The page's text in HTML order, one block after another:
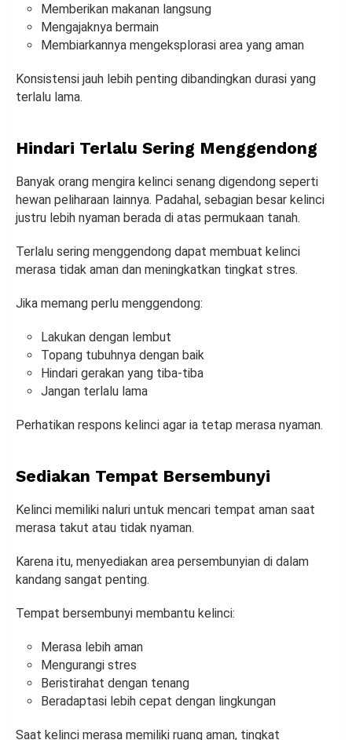
Memberikan makanan langsung
Mengajaknya bermain
Membiarkannya mengeksplorasi area yang aman
Konsistensi jauh lebih penting dibandingkan durasi yang
terlalu lama.
Hindari Terlalu Sering Menggendong
Banyak orang mengira kelinci senang digendong seperti
hewan peliharaan lainnya. Padahal, sebagian besar kelinci
justru lebih nyaman berada di atas permukaan tanah.
Terlalu sering menggendong dapat membuat kelinci
merasa tidak aman dan meningkatkan tingkat stres.
Jika memang perlu menggendong:
Lakukan dengan lembut
Topang tubuhnya dengan baik
Hindari gerakan yang tiba-tiba
Jangan terlalu lama
Perhatikan respons kelinci agar ia tetap merasa nyaman.
Sediakan Tempat Bersembunyi
Kelinci memiliki naluri untuk mencari tempat aman saat
merasa takut atau tidak nyaman.
Karena itu, menyediakan area persembunyian di dalam
kandang sangat penting.
Tempat bersembunyi membantu kelinci:
Merasa lebih aman
Mengurangi stres
Beristirahat dengan tenang
Beradaptasi lebih cepat dengan lingkungan
Saat kelinci merasa memiliki ruang aman, tingkat